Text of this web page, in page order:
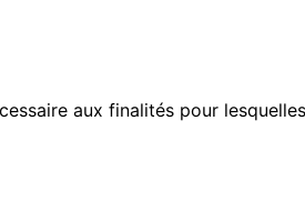
aux finalités pour